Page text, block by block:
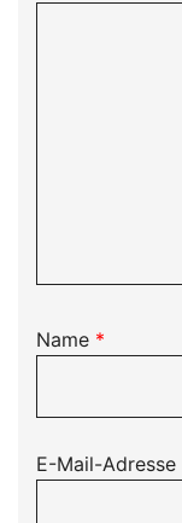
Name *
E-Mail-Adresse